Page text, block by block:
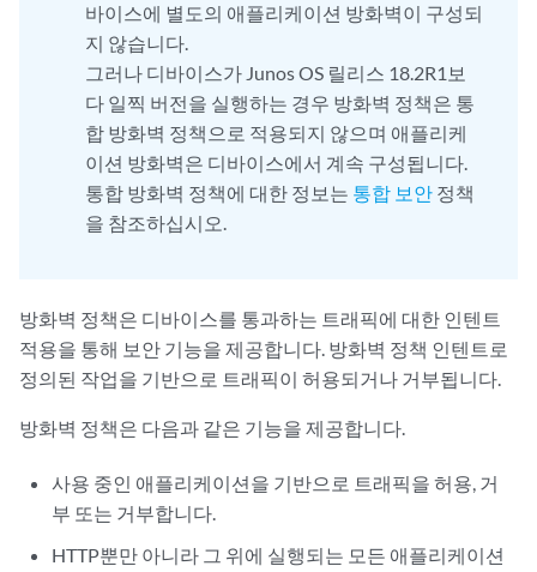
바이스에 별도의 애플리케이션 방화벽이 구성되
지 않습니다.
그러나 디바이스가 Junos OS 릴리스 18.2R1보
다 일찍 버전을 실행하는 경우 방화벽 정책은 통
합 방화벽 정책으로 적용되지 않으며 애플리케
이션 방화벽은 디바이스에서 계속 구성됩니다.
통합 방화벽 정책에 대한 정보는 통합 보안 정책
을 참조하십시오.
방화벽 정책은 디바이스를 통과하는 트래픽에 대한 인텐트
적용을 통해 보안 기능을 제공합니다. 방화벽 정책 인텐트로
정의된 작업을 기반으로 트래픽이 허용되거나 거부됩니다.
방화벽 정책은 다음과 같은 기능을 제공합니다.
사용 중인 애플리케이션을 기반으로 트래픽을 허용, 거
부 또는 거부합니다.
HTTP뿐만 아니라 그 위에 실행되는 모든 애플리케이션